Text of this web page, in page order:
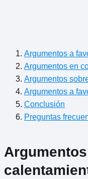
Argumentos a
Argumentos en
Argumentos
Argumentos a
Conclusión
Preguntas